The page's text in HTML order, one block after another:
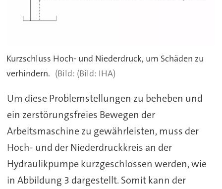
Kurzschluss Hoch- und Niederdruck, um Schäden zu
verhindern.
(Bild: IHA)
Um diese Problemstellungen zu beheben und
ein zerstörungsfreies Bewegen der
Arbeitsmaschine zu gewährleisten, muss der
Hoch- und der Niederdruckkreis an der
Hydraulikpumpe kurzgeschlossen werden, wie
in Abbildung 3 dargestellt. Somit kann der